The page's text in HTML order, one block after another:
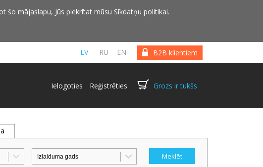
šo mājaslapu, Jūs piekrītat mūsu Sīkdatņu politikai.
B2B klientiem
LV RU EN
Ielogoties Reģistrēties Grozs ir tukšs